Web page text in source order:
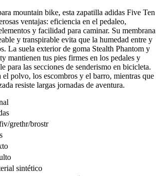
mountain bike, esta zapatilla adidas Five Ten
ventajas: eficiencia en el pedaleo,
y facilidad para caminar. Su membrana
y transpirable evita que la humedad entre y
La suela exterior de goma Stealth Phantom y
mantienen tus pies firmes en los pedales y
para las secciones de senderismo en bicicleta.
polvo, los escombros y el barro, mientras que
resiste largas jornadas de aventura.
grethr/brostr
sintético